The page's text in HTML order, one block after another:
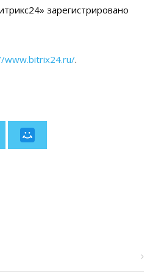
зарегистрировано
www.bitrix24.ru/.